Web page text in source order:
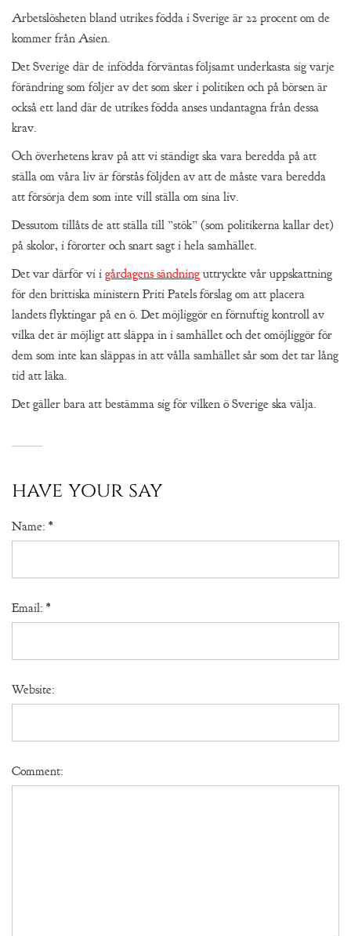
Arbetslösheten bland utrikes födda i Sverige är 22 procent om de
kommer från Asien.
Det Sverige där de infödda förväntas följsamt underkasta sig varje
förändring som följer av det som sker i politiken och på börsen är
också ett land där de utrikes födda anses undantagna från dessa
krav.
Och överhetens krav på att vi ständigt ska vara beredda på att
ställa om våra liv är förstås följden av att de måste vara beredda
att försörja dem som inte vill ställa om sina liv.
Dessutom tillåts de att ställa till ”stök” (som politikerna kallar det)
på skolor, i förorter och snart sagt i hela samhället.
Det var därför vi i gårdagens sändning uttryckte vår uppskattning
för den brittiska ministern Priti Patels förslag om att placera
landets flyktingar på en ö. Det möjliggör en förnuftig kontroll av
vilka det är möjligt att släppa in i samhället och det omöjliggör för
dem som inte kan släppas in att vålla samhället sår som det tar lång
tid att läka.
Det gäller bara att bestämma sig för vilken ö Sverige ska välja.
have your say
Name: *
Email: *
Website:
Comment: